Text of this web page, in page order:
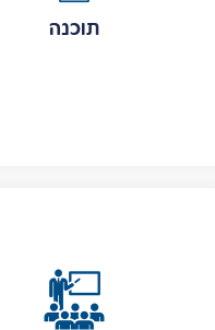
תוכנה